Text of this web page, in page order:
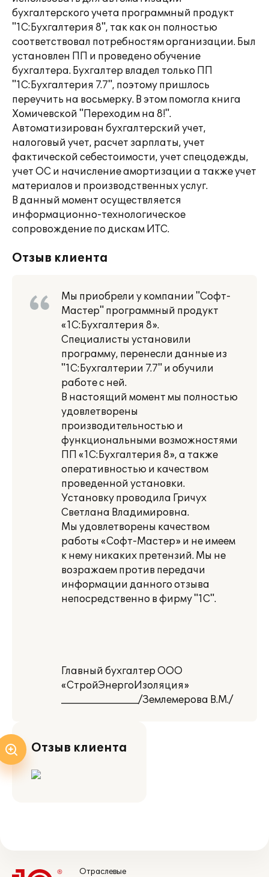
бухгалтерского учета программный продукт
"1С:Бухгалтерия 8", так как он полностью
соответствовал потребностям организации. Был
установлен ПП и проведено обучение
бухгалтера. Бухгалтер владел только ПП
"1С:Бухгалтерия 7.7", поэтому пришлось
переучить на восьмерку. В этом помогла книга
Хомичевской "Переходим на 8!".
Автоматизирован бухгалтерский учет,
налоговый учет, расчет зарплаты, учет
фактической себестоимости, учет спецодежды,
учет ОС и начисление амортизации а также учет
материалов и производственных услуг.
В данный момент осуществляется
информационно-технологическое
сопровождение по дискам ИТС.
Отзыв клиента
Мы приобрели у компании "Софт-
Мастер" программный продукт
«1С:Бухгалтерия 8».
Специалисты установили
программу, перенесли данные из
"1С:Бухгалтерии 7.7" и обучили
работе с ней.
В настоящий момент мы полностью
удовлетворены
производительностью и
функциональными возможностями
ПП «1С:Бухгалтерия 8», а также
оперативностью и качеством
проведенной установки.
Установку проводила Гричух
Светлана Владимировна.
Мы удовлетворены качеством
работы «Софт-Мастер» и не имеем
к нему никаких претензий. Мы не
возражаем против передачи
информации данного отзыва
непосредственно в фирму "1С".
Главный бухгалтер ООО
«СтройЭнергоИзоляция»
________________/Землемерова В.М./
Отзыв клиента
Отраслевые